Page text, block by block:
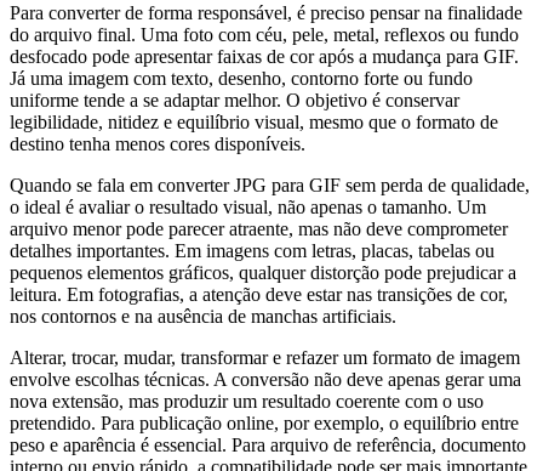
Para converter de forma responsável, é preciso pensar na finalidade
do arquivo final. Uma foto com céu, pele, metal, reflexos ou fundo
desfocado pode apresentar faixas de cor após a mudança para GIF.
Já uma imagem com texto, desenho, contorno forte ou fundo
uniforme tende a se adaptar melhor. O objetivo é conservar
legibilidade, nitidez e equilíbrio visual, mesmo que o formato de
destino tenha menos cores disponíveis.
Quando se fala em converter JPG para GIF sem perda de qualidade,
o ideal é avaliar o resultado visual, não apenas o tamanho. Um
arquivo menor pode parecer atraente, mas não deve comprometer
detalhes importantes. Em imagens com letras, placas, tabelas ou
pequenos elementos gráficos, qualquer distorção pode prejudicar a
leitura. Em fotografias, a atenção deve estar nas transições de cor,
nos contornos e na ausência de manchas artificiais.
Alterar, trocar, mudar, transformar e refazer um formato de imagem
envolve escolhas técnicas. A conversão não deve apenas gerar uma
nova extensão, mas produzir um resultado coerente com o uso
pretendido. Para publicação online, por exemplo, o equilíbrio entre
peso e aparência é essencial. Para arquivo de referência, documento
interno ou envio rápido, a compatibilidade pode ser mais importante